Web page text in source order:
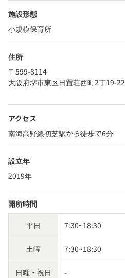
施設形態
小規模保育所
住所
〒599-8114
大阪府堺市東区日置荘西町2丁19-22
アクセス
南海高野線初芝駅から徒歩で6分
設立年
2019年
開所時間
平日 7:30~18:30
土曜 7:30~18:30
日曜・祝日 -